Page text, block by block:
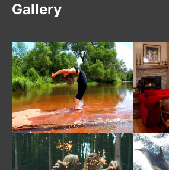
Gallery